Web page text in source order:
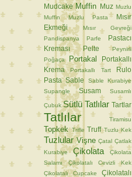
Mudcake Muffin Muz Muzlu
Muffin
Muzlu Pasta
Mısır
Ekmeği
Mısır Gevreği
Pandispanya
Parfe
Pastacı
Kreması
Pelte
Peynirli
Poğaça
Portakal
Portakallı
Krema
Portakallı Tart
Rulo
Pasta Sable
Sable Kurabiye
Supangle
Susam Susamlı
Çubuk Sütlü Tatlılar Tartlar
Tatlılar Tiramisu
Topkek Trifle Truff Tuzlu Kek
Tuzlular Vişne Çatal Çatlak
Kurabiye
Çikolata
Çikolata
Salamı
Çikolatalı Cevizli Kek
Çikolatalı Cupcake
Çikolatalı